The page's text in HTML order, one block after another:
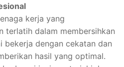
kerja yang
terlatih dalam membersihkan
bekerja dengan cekatan dan
hasil yang optimal.